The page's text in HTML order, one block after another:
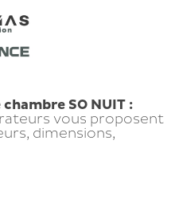
SO NUIT :
vous proposent
dimensions,